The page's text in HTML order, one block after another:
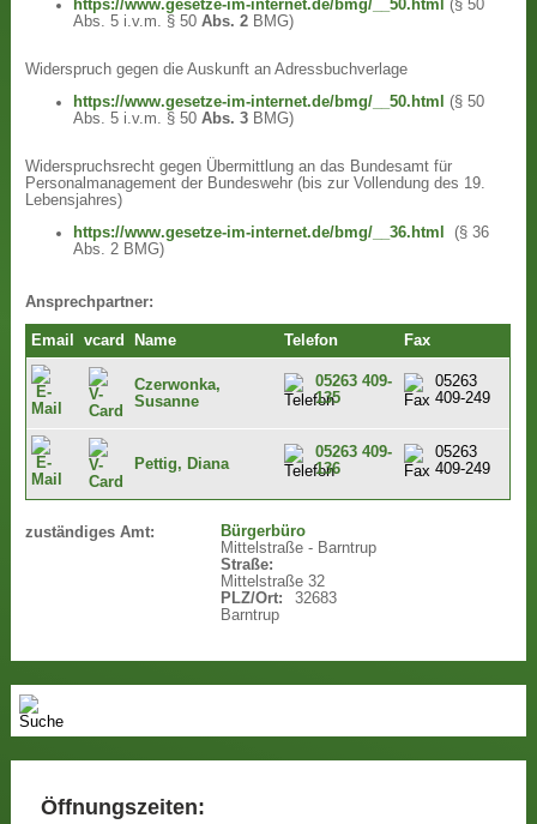
https://www.gesetze-im-internet.de/bmg/__50.html
(§ 50
Abs. 5 i.v.m. § 50Abs. 2 BMG)
Widerspruch gegen die Auskunft an Adressbuchverlage
https://www.gesetze-im-internet.de/bmg/__50.html
(§ 50
Abs. 5 i.v.m. § 50Abs. 3 BMG)
Widerspruchsrecht gegen Übermittlung an das Bundesamt für
Personalmanagement der Bundeswehr (bis zur Vollendung des 19.
Lebensjahres)
https://www.gesetze-im-internet.de/bmg/__36.html
(§ 36
Abs. 2 BMG)
Ansprechpartner:
Email vcard Name Telefon Fax
Czerwonka,
Susanne
05263 409-
135
05263
409-249
Pettig, Diana
05263 409-
136
05263
409-249
zuständiges Amt:
Bürgerbüro
Mittelstraße - Barntrup
Straße:
Mittelstraße 32
PLZ/Ort:
32683
Barntrup
Öffnungszeiten: